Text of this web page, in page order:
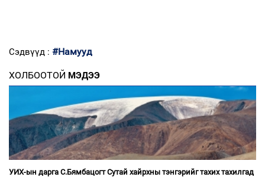
Сэдвүүд : #Намууд
ХОЛБООТОЙ МЭДЭЭ
УИХ-ын дарга С.Бямбацогт Сутай хайрхны тэнгэрийг тахих тахилгад